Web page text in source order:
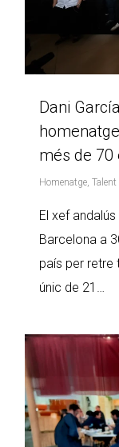
Dani
més de
Homenatge, Talent
El xef
Barcelona a
país per retre
únic de 21…